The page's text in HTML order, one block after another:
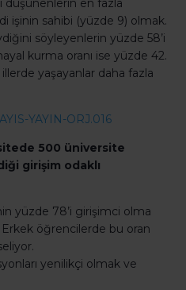
düşünenlerin en fazla
işinin sahibi (yüzde 9) olmak.
söyleyenlerin yüzde 58’i
kurma oranı ise yüzde 42.
yaşayanlar daha fazla
500 üniversite
girişim odaklı
yüzde 78’i girişimci olma
öğrencilerde bu oran
yenilikçi olmak ve